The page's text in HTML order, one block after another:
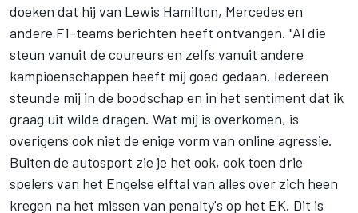
doeken dat hij van Lewis Hamilton, Mercedes en
andere F1-teams berichten heeft ontvangen. "Al die
steun vanuit de coureurs en zelfs vanuit andere
kampioenschappen heeft mij goed gedaan. Iedereen
steunde mij in de boodschap en in het sentiment dat ik
graag uit wilde dragen. Wat mij is overkomen, is
overigens ook niet de enige vorm van online agressie.
Buiten de autosport zie je het ook, ook toen drie
spelers van het Engelse elftal van alles over zich heen
kregen na het missen van penalty's op het EK. Dit is